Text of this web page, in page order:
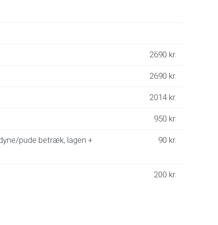
2690 kr.
2690 kr.
2014 kr.
950 kr.
pude betræk, lagen + 90 kr.
200 kr.